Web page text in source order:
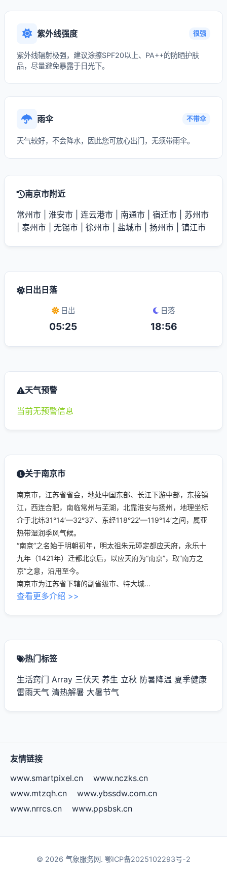
紫外线强度 很强
紫外线辐射极强，建议涂擦SPF20以上、PA++的防晒护肤
品，尽量避免暴露于日光下。
雨伞 不带伞
天气较好，不会降水，因此您可放心出门，无须带雨伞。
南京市附近
常州市 淮安市 连云港市 南通市 宿迁市
苏州市
泰州市 无锡市 徐州市 盐城市 扬州市 镇江市
日出日落
日出
05:25
日落
18:56
天气预警
当前无预警信息
关于南京市
南京市，江苏省省会，地处中国东部、长江下游中部，东接镇
江，西连合肥，南临常州与芜湖，北靠淮安与扬州，地理坐标
介于北纬31°14′—32°37′、东经118°22′—119°14′之间，属亚
热带湿润季风气候。
“南京”之名始于明朝初年，明太祖朱元璋定都应天府，永乐十
九年（1421年）迁都北京后，以应天府为“南京”，取“南方之
京”之意，沿用至今。
南京市为江苏省下辖的副省级市、特大城...
查看更多介绍 >>
热门标签
生活窍门 Array 三伏天 养生 立秋 防暑降温 夏季健康
雷雨天气 清热解暑 大暑节气
友情链接
www.smartpixel.cn
www.nczks.cn
www.mtzqh.cn
www.ybssdw.com.cn
www.nrrcs.cn
www.ppsbsk.cn
© 2026 气象服务网. 鄂ICP备2025102293号-2